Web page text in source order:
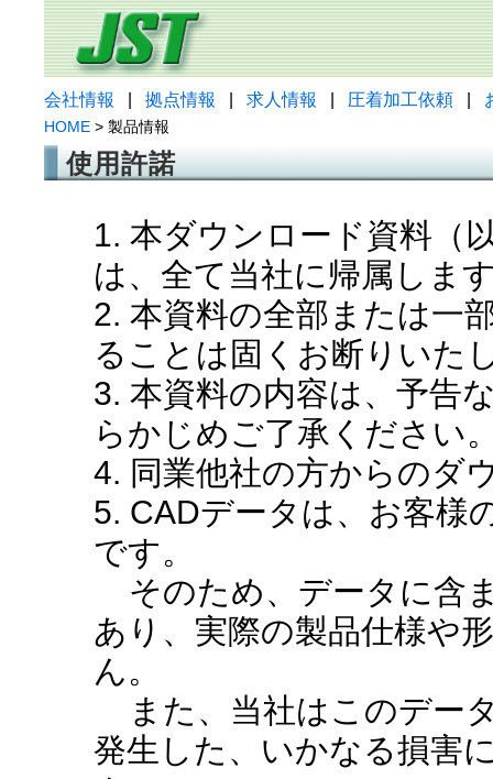
会社情報 拠点情報 求人情報 圧着加工依頼
HOME > 製品情報
使用許諾
1. 本ダウンロード資料（
は、全て当社に帰属しま
2. 本資料の全部または一
ることは固くお断りいた
3. 本資料の内容は、予告
らかじめご了承ください
4. 同業他社の方からのダ
5. CADデータは、お客様
です。
そのため、データに含
あり、実際の製品仕様や
ん。
また、当社はこのデー
発生した、いかなる損害